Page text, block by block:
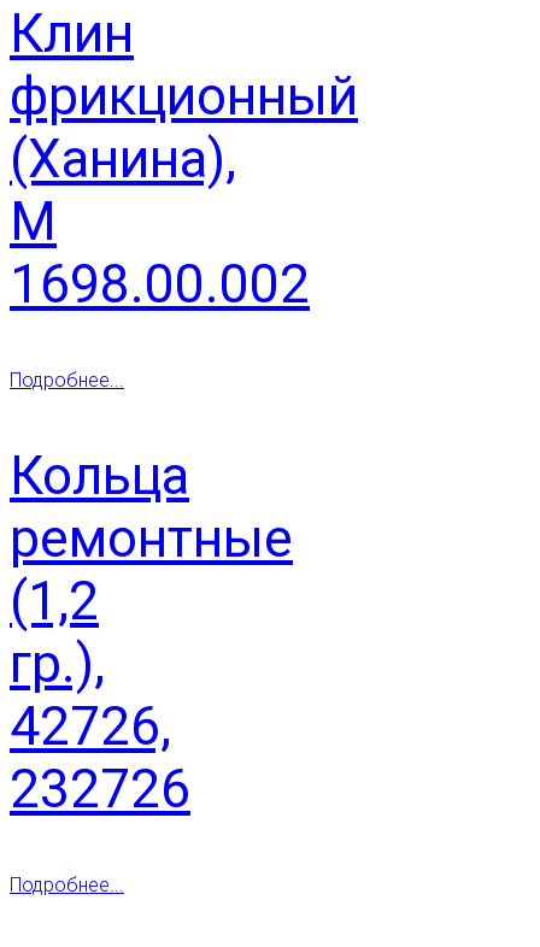
Клин
фрикционный
(Ханина),
М
1698.00.002
Подробнее...
Кольца
ремонтные
(1,2
гр.),
42726,
232726
Подробнее...